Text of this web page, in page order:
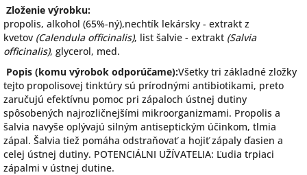
Zloženie výrobku:
propolis, alkohol (65%-ný),nechtík lekársky - extrakt z
kvetov (Calendula officinalis), list šalvie - extrakt (Salvia
officinalis), glycerol, med.
Popis (komu výrobok odporúčame):Všetky tri základné zložky
tejto propolisovej tinktúry sú prírodnými antibiotikami, preto
zaručujú efektívnu pomoc pri zápaloch ústnej dutiny
spôsobených najrozličnejšími mikroorganizmami. Propolis a
šalvia navyše oplývajú silným antiseptickým účinkom, tlmia
zápal. Šalvia tiež pomáha odstraňovať a hojiť zápaly ďasien a
celej ústnej dutiny. POTENCIÁLNI UŽÍVATELIA: Ľudia trpiaci
zápalmi v ústnej dutine.